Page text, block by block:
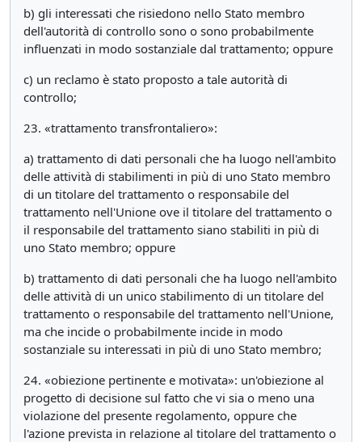
b) gli interessati che risiedono nello Stato membro
dell'autorità di controllo sono o sono probabilmente
influenzati in modo sostanziale dal trattamento; oppure
c) un reclamo è stato proposto a tale autorità di
controllo;
23. «trattamento transfrontaliero»:
a) trattamento di dati personali che ha luogo nell'ambito
delle attività di stabilimenti in più di uno Stato membro
di un titolare del trattamento o responsabile del
trattamento nell'Unione ove il titolare del trattamento o
il responsabile del trattamento siano stabiliti in più di
uno Stato membro; oppure
b) trattamento di dati personali che ha luogo nell'ambito
delle attività di un unico stabilimento di un titolare del
trattamento o responsabile del trattamento nell'Unione,
ma che incide o probabilmente incide in modo
sostanziale su interessati in più di uno Stato membro;
24. «obiezione pertinente e motivata»: un'obiezione al
progetto di decisione sul fatto che vi sia o meno una
violazione del presente regolamento, oppure che
l'azione prevista in relazione al titolare del trattamento o